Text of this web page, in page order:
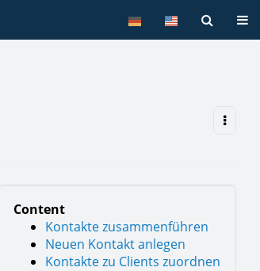
Content
Kontakte zusammenführen
Neuen Kontakt anlegen
Kontakte zu Clients zuordnen